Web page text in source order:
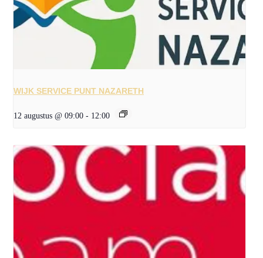
WIJK SERVICE PUNT NAZARETH
12 augustus @ 09:00 - 12:00